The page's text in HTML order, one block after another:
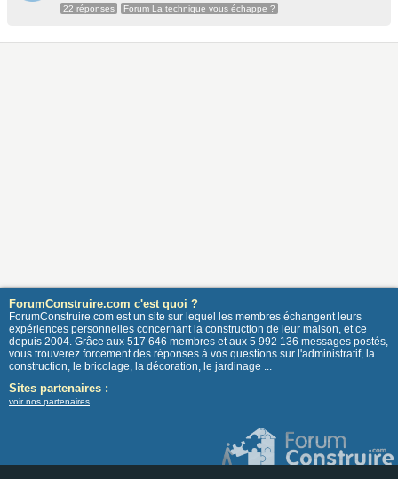
22 réponses Forum La technique vous échappe ?
ForumConstruire.com c'est quoi ?
ForumConstruire.com est un site sur lequel les membres échangent leurs
expériences personnelles concernant la construction de leur maison, et ce
depuis 2004. Grâce aux 517 646 membres et aux 5 992 136 messages postés,
vous trouverez forcement des réponses à vos questions sur l'administratif, la
construction, le bricolage, la décoration, le jardinage ...
Sites partenaires :
voir nos partenaires